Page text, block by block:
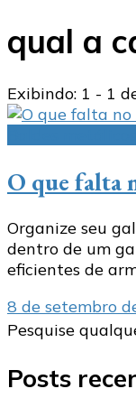
qual a
Exibindo: 1 - 1
O que falta
Organize seu
dentro de um
eficientes de
8 de setembro
Procurando
Pesquise
Posts